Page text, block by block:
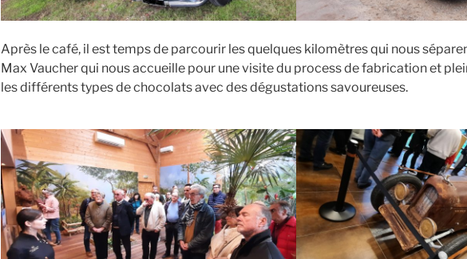
Après le café, il est temps de parcourir les quelques kilomètres qui nous
Max Vaucher qui nous accueille pour une visite du process de fabrication et
les différents types de chocolats avec des dégustations savoureuses.